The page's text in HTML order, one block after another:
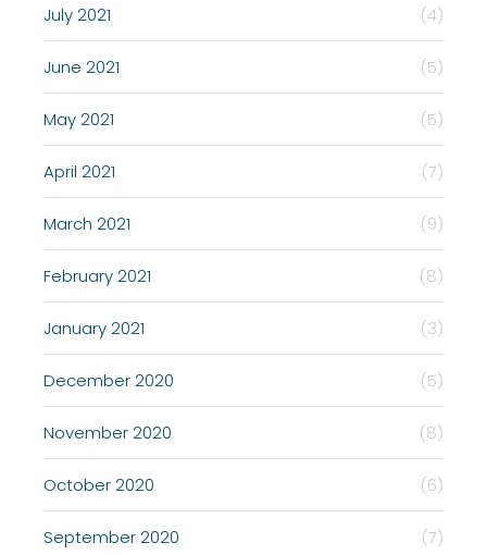
July 2021 (4)
June 2021 (5)
May 2021 (5)
April 2021 (7)
March 2021 (9)
February 2021 (8)
January 2021 (3)
December 2020 (5)
November 2020 (8)
October 2020 (6)
September 2020 (7)